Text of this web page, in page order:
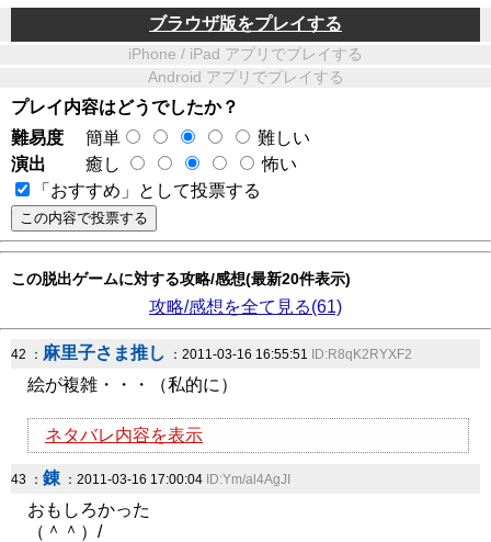
ブラウザ版をプレイする
iPhone / iPad アプリでプレイする
Android アプリでプレイする
プレイ内容はどうでしたか？
難易度
簡単
難しい
演出
癒し
怖い
「おすすめ」として投票する
この脱出ゲームに対する攻略/感想(最新20件表示)
攻略/感想を全て見る(61)
42 ： 麻里子さま推し ：2011-03-16 16:55:51 ID:R8qK2RYXF2
絵が複雑・・・（私的に）
ネタバレ内容を表示
43 ： 錬：2011-03-16 17:00:04 ID:Ym/al4AgJI
おもしろかった
（＾＾）/